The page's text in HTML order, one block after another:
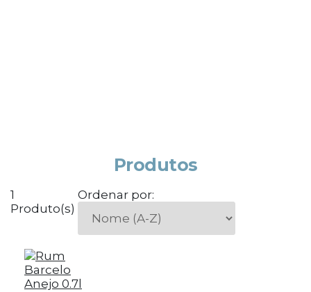
Produtos
1
Produto(s)
Ordenar por: